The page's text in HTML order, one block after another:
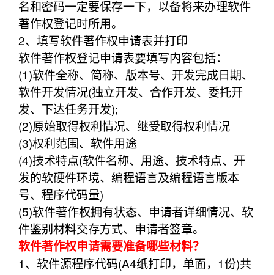
名和密码一定要保存一下，以备将来办理软件
著作权登记时所用。
2、填写软件著作权申请表并打印
软件著作权登记申请表要填写内容包括：
(1)软件全称、简称、版本号、开发完成日期、
软件开发情况(独立开发、合作开发、委托开
发、下达任务开发);
(2)原始取得权利情况、继受取得权利情况
(3)权利范围、软件用途
(4)技术特点(软件名称、用途、技术特点、开
发的软硬件环境、编程语言及编程语言版本
号、程序代码量)
(5)软件著作权拥有状态、申请者详细情况、软
件鉴别材料交存方式、申请者签章。
软件著作权申请需要准备哪些材料？
1、软件源程序代码(A4纸打印，单面，1份)共